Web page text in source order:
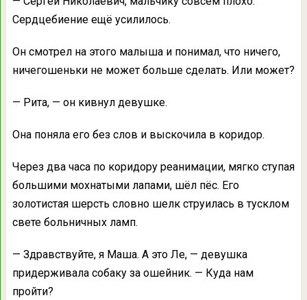
Сердцебиение ещё усилилось.
Он смотрел на этого малыша и понимал, что ничего,
ничегошеньки не может больше сделать. Или может?
— Рита, — он кивнул девушке.
Она поняла его без слов и выскочила в коридор.
Через два часа по коридору реанимации, мягко ступая
большими мохнатыми лапами, шёл пёс. Его
золотистая шерсть словно шелк струилась в тусклом
свете больничных ламп.
— Здравствуйте, я Маша. А это Ле, — девушка
придерживала собаку за ошейник. — Куда нам
пройти?